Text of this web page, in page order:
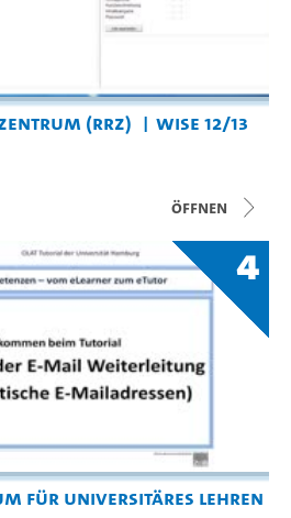
(RRZ) WiSe 12/13
Öffnen
4
für Universitäres Lehren